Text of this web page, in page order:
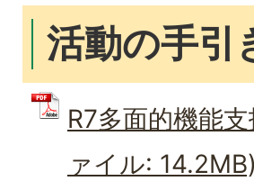
活動の手引
R7多面的機能
ァイル: 14.2MB)